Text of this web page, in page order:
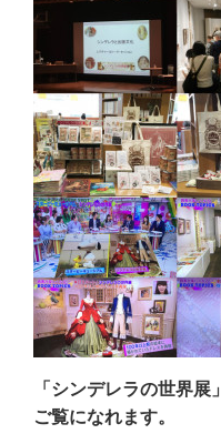
「シンデレラの世界展
ご覧になれます。